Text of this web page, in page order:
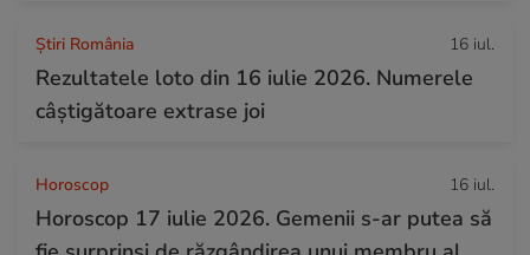
Știri România 16 iul.
Rezultatele loto din 16 iulie 2026. Numerele
câștigătoare extrase joi
Horoscop 16 iul.
Horoscop 17 iulie 2026. Gemenii s-ar putea să